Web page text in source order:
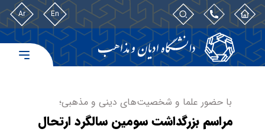
En
Ar
با حضور علما و شخصیت‌های دینی و مذهبی؛
مراسم بزرگداشت سومین سالگرد ارتحال